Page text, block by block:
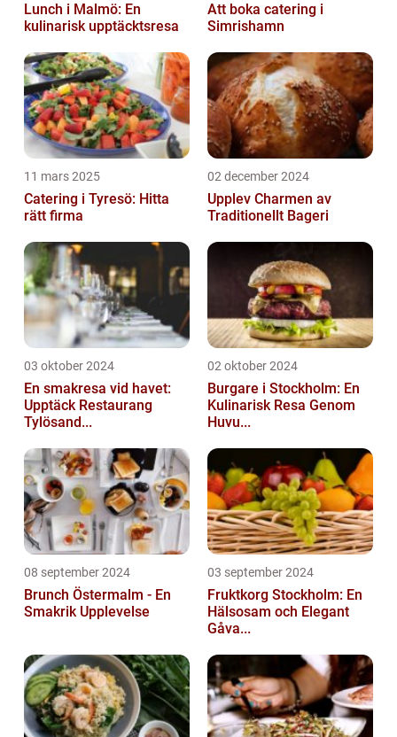
Lunch i Malmö: En
kulinarisk upptäcktsresa
Att boka catering i
Simrishamn
11 mars 2025
Catering i Tyresö: Hitta
rätt firma
02 december 2024
Upplev Charmen av
Traditionellt Bageri
03 oktober 2024
En smakresa vid havet:
Upptäck Restaurang
Tylösand...
02 oktober 2024
Burgare i Stockholm: En
Kulinarisk Resa Genom
Huvu...
08 september 2024
Brunch Östermalm - En
Smakrik Upplevelse
03 september 2024
Fruktkorg Stockholm: En
Hälsosam och Elegant
Gåva...